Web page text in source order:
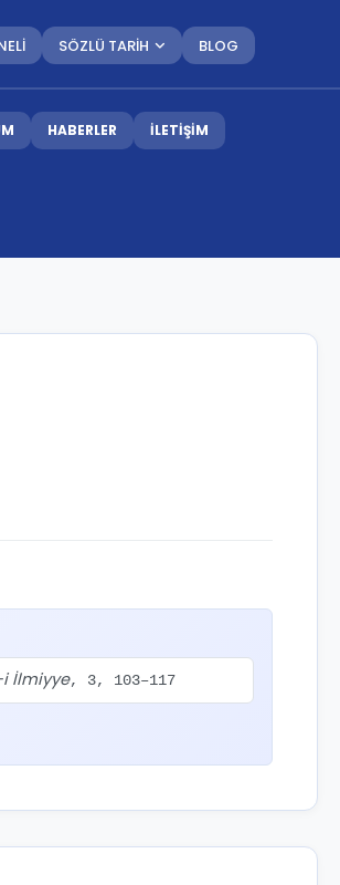
SÖZLÜ TARİH BLOG
HABERLER İLETİŞİM
İlmiyye, 3, 103–117